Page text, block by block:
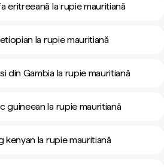
eritreeană la rupie mauritiană
la rupie mauritiană
din Gambia la rupie mauritiană
guineean la rupie mauritiană
kenyan la rupie mauritiană